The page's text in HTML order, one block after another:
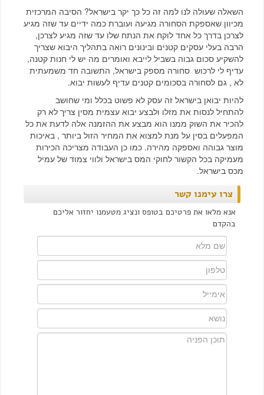
השאלה שעולה לנו למה זה כל כך יקר בישראל? הסיבה המרכזית
מכיוון שאספקת הסחורה מגיעה ועוברת כמה ידיים עד שזה מגיע
לצרכן בדרך כל אחד לוקח את הנתח שלו עד שזה מגיע לצרכן,
הרבה בעלי עסקים קטנים ובינונים רואה בתהליך היבוא שצריך
להשקיע סכום גבוה בשביל לייבא ואומרים מה יש לי חנות קטנה,
עדיף לי לרכוש סחורה מספק בישראל, התשובה חד משמעתית
לא , גם לסחורה בסכומים קטנים עדיף לעשות יבוא.
להיות יבואן בישראל זה עסק לא פשוט בכלל ומי שחושב
להתחיל לנסות את מזלו ולבצע יבוא עצמית מסין צריך לא רק
להכיר את השוק ממנו הוא מבצע את ההזמנה אלה לדעת את כל
המפעלים בסין על מנת למצוא את המחיר הזול ביותר , באיכות
מוצר גבוהה ואספקה מהירה. כמו כן העבודה מצריכה הכירות
מעמיקה בכל הקשור לחוקי המס בישראל ולווי צמוד של עמיל
מכס בישראל.
צרו עימנו קשר
אנא מלאו את פרטיכם בטופס ונציג מטעמנו יחזור אליכם
בהקדם